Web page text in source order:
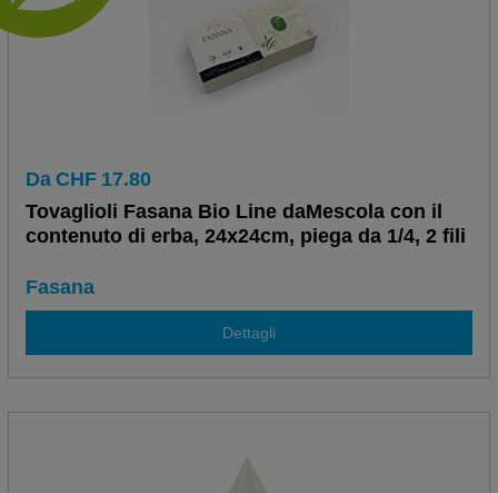
Da CHF 17.80
Tovaglioli Fasana Bio Line daMescola con il
contenuto di erba, 24x24cm, piega da 1/4, 2 fili
Fasana
Dettagli